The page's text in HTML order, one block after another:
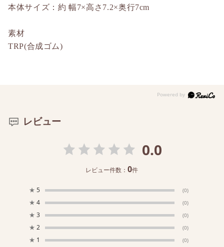
本体サイズ：約 幅7×高さ7.2×奥行7cm
素材
TRP(合成ゴム)
レビュー
0.0
レビュー件数：0件
★ 5 (0)
★ 4 (0)
★ 3 (0)
★ 2 (0)
★ 1 (0)